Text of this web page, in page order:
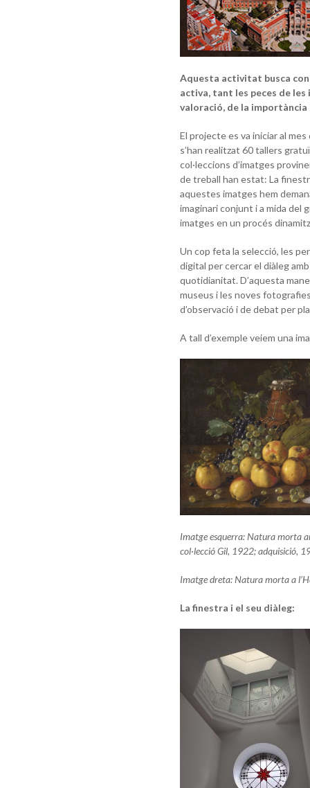
Aquesta activitat busca
activa, tant les peces de
valoració, de la
El projecte es va iniciar al
s’han realitzat 60 tallers
col·leccions d’imatges
de treball han estat: La
aquestes imatges hem
imaginari conjunt i a mida del
imatges en un procés
Un cop feta la selecció, les
digital per cercar el diàleg
quotidianitat. D’aquesta
museus i les noves
d’observació i de debat per
A tall d’exemple veiem una
Imatge esquerra: Natura morta
col·lecció Gil, 1922; adquisició,
Imatge dreta: Natura morta a
La finestra i el seu diàleg: